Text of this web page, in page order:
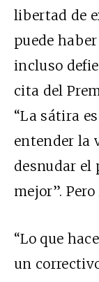
libertad de
puede
incluso
cita del
“La sátira
entender la
desnudar el
mejor”.
“Lo que
un